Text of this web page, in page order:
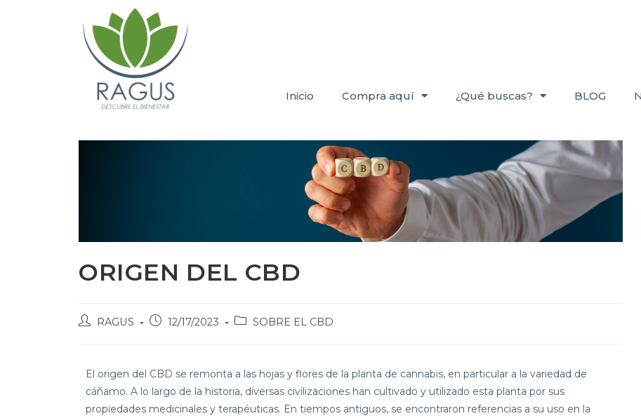
Inicio Compra aquí ¿Qué buscas? BLOG
ORIGEN DEL CBD
RAGUS 12/17/2023 SOBRE EL CBD
El origen del CBD se remonta a las hojas y flores de la planta de cannabis, en particular a la variedad de
cáñamo. A lo largo de la historia, diversas civilizaciones han cultivado y utilizado esta planta por sus
propiedades medicinales y terapéuticas. En tiempos antiguos, se encontraron referencias a su uso en la